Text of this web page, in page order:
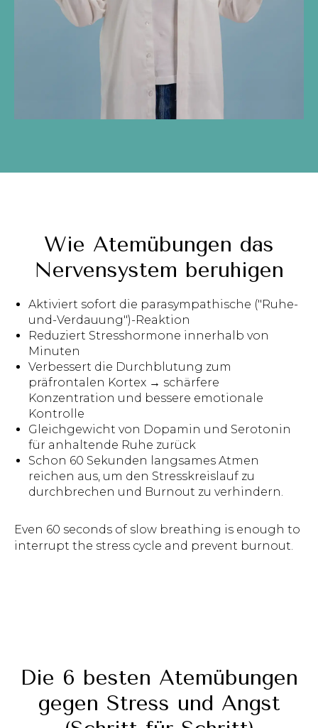
Wie Atemübungen das
Nervensystem beruhigen
Aktiviert sofort die parasympathische ("Ruhe-
und-Verdauung")-Reaktion
Reduziert Stresshormone innerhalb von
Minuten
Verbessert die Durchblutung zum
präfrontalen Kortex → schärfere
Konzentration und bessere emotionale
Kontrolle
Gleichgewicht von Dopamin und Serotonin
für anhaltende Ruhe zurück
Schon 60 Sekunden langsames Atmen
reichen aus, um den Stresskreislauf zu
durchbrechen und Burnout zu verhindern.
Even 60 seconds of slow breathing is enough to
interrupt the stress cycle and prevent burnout.
Die 6 besten Atemübungen
gegen Stress und Angst